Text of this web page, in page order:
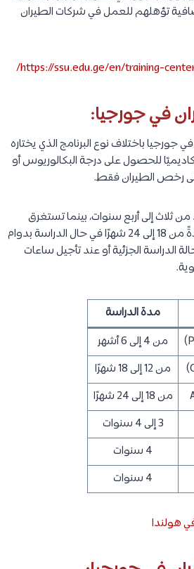
تؤهلهم للعمل في شركات الطيران
https://ssu.edu.ge/en/training-
في جورجيا:
باختلاف نوع البرنامج الذي يختاره
للحصول على درجة البكالوريوس أو
رخص الطيران فقط.
ثلاث إلى أربع سنوات، بينما تستغرق
برامج الرخص الاحترافية عادةً من 18 إلى 24 شهرًا في حال الدراسة بدوام
الدراسة الجزئية أو عند تأجيل ساعات
مدة الدراسة
من 4 إلى 6 أشهر
من 12 إلى 18 شهرًا
من 18 إلى 24 شهرًا
3 إلى 4 سنوات
4 سنوات
4 سنوات
هولندا